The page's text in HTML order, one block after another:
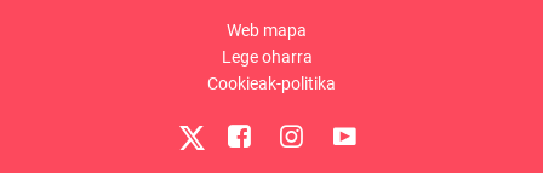
Web mapa
Lege oharra
Cookieak-politika